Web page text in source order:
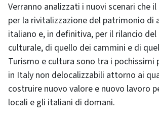
Verranno analizzati i nuovi scenari che
per la rivitalizzazione del patrimonio di
italiano e, in definitiva, per il rilancio
culturale, di quello dei cammini e di
Turismo e cultura sono tra i
in Italy non delocalizzabili attorno ai
costruire nuovo valore e nuovo lavoro
locali e gli italiani di domani.